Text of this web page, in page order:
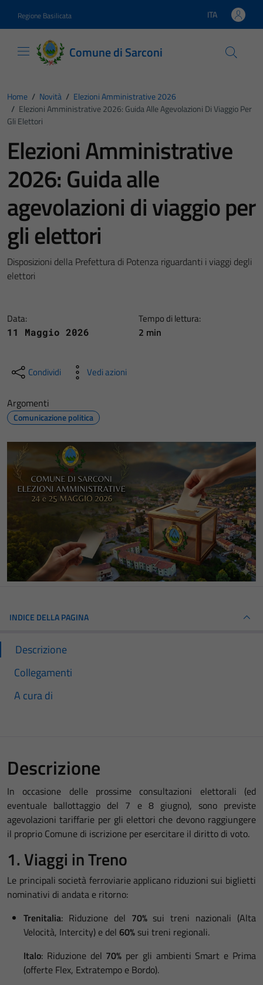
Regione Basilicata Lingua attiva:
ITA
Comune di Sarconi
Home / Novità / Elezioni Amministrative 2026
/ Elezioni Amministrative 2026: Guida Alle Agevolazioni Di Viaggio Per
Gli Elettori
Elezioni Amministrative
2026: Guida alle
agevolazioni di viaggio per
gli elettori
Disposizioni della Prefettura di Potenza riguardanti i viaggi degli
elettori
Data:
11 Maggio 2026
Tempo di lettura:
2 min
Condividi Vedi azioni
Argomenti
Comunicazione politica
INDICE DELLA PAGINA
Descrizione
Collegamenti
A cura di
Descrizione
In occasione delle prossime consultazioni elettorali (ed
eventuale ballottaggio del 7 e 8 giugno), sono previste
agevolazioni tariffarie per gli elettori che devono raggiungere
il proprio Comune di iscrizione per esercitare il diritto di voto.
1. Viaggi in Treno
Le principali società ferroviarie applicano riduzioni sui biglietti
nominativi di andata e ritorno:
Trenitalia: Riduzione del 70%sui treni nazionali (Alta
Velocità, Intercity) e del 60% sui treni regionali.
Italo: Riduzione del 70% per gli ambienti Smart e Prima
(offerte Flex, Extratempo e Bordo).